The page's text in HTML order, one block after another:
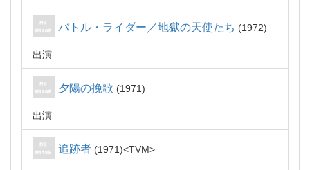
バトル・ライダー／地獄の天使たち 1972
出演
夕陽の挽歌 1971
出演
追跡者 1971 TVM